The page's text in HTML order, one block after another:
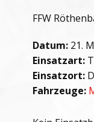
FFW
Datum: 21.
Einsatzart:
Einsatzort:
Fahrzeuge: